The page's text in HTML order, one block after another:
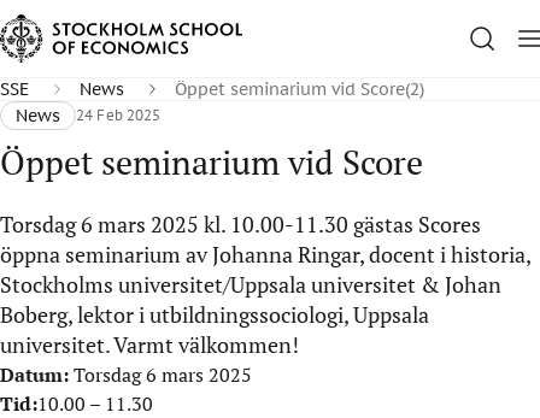
SSE News
Öppet seminarium vid Score(2)
News
24 Feb 2025
Öppet seminarium vid Score
Torsdag 6 mars 2025 kl. 10.00-11.30 gästas Scores
öppna seminarium av Johanna Ringar, docent i historia,
Stockholms universitet/Uppsala universitet & Johan
Boberg, lektor i utbildningssociologi, Uppsala
universitet. Varmt välkommen!
Datum:Torsdag 6 mars 2025
Tid:10.00 – 11.30